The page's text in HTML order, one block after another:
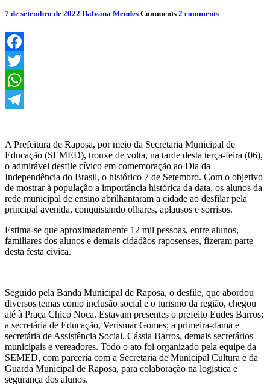
7 de setembro de 2022 Dalvana Mendes Comments 2 comments
Facebook
Twitter
WhatsApp
A Prefeitura de Raposa, por meio da Secretaria Municipal de
Educação (SEMED), trouxe de volta, na tarde desta terça-feira (06),
o admirável desfile cívico em comemoração ao Dia da
Independência do Brasil, o histórico 7 de Setembro. Com o objetivo
de mostrar à população a importância histórica da data, os alunos da
rede municipal de ensino abrilhantaram a cidade ao desfilar pela
principal avenida, conquistando olhares, aplausos e sorrisos.
Estima-se que aproximadamente 12 mil pessoas, entre alunos,
familiares dos alunos e demais cidadãos raposenses, fizeram parte
desta festa cívica.
Seguido pela Banda Municipal de Raposa, o desfile, que abordou
diversos temas como inclusão social e o turismo da região, chegou
até à Praça Chico Noca. Estavam presentes o prefeito Eudes Barros;
a secretária de Educação, Verismar Gomes; a primeira-dama e
secretária de Assistência Social, Cássia Barros, demais secretários
municipais e vereadores. Todo o ato foi organizado pela equipe da
SEMED, com parceria com a Secretaria de Municipal Cultura e da
Guarda Municipal de Raposa, para colaboração na logística e
segurança dos alunos.